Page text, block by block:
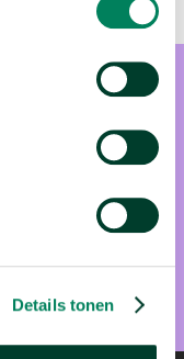
Details tonen
aan
Nowé is
de VUB.